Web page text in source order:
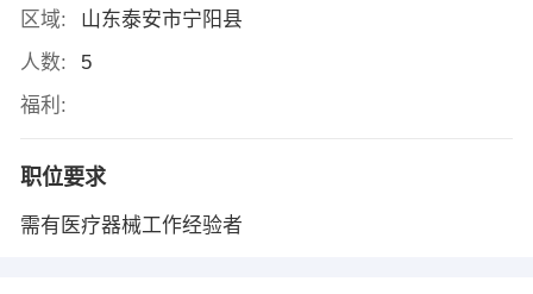
区域:
山东泰安市宁阳县
人数:
5
福利:
职位要求
需有医疗器械工作经验者